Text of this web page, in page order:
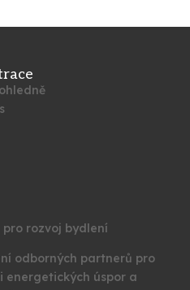
pro rozvoj bydlení
odborných partnerů pro
úspor a